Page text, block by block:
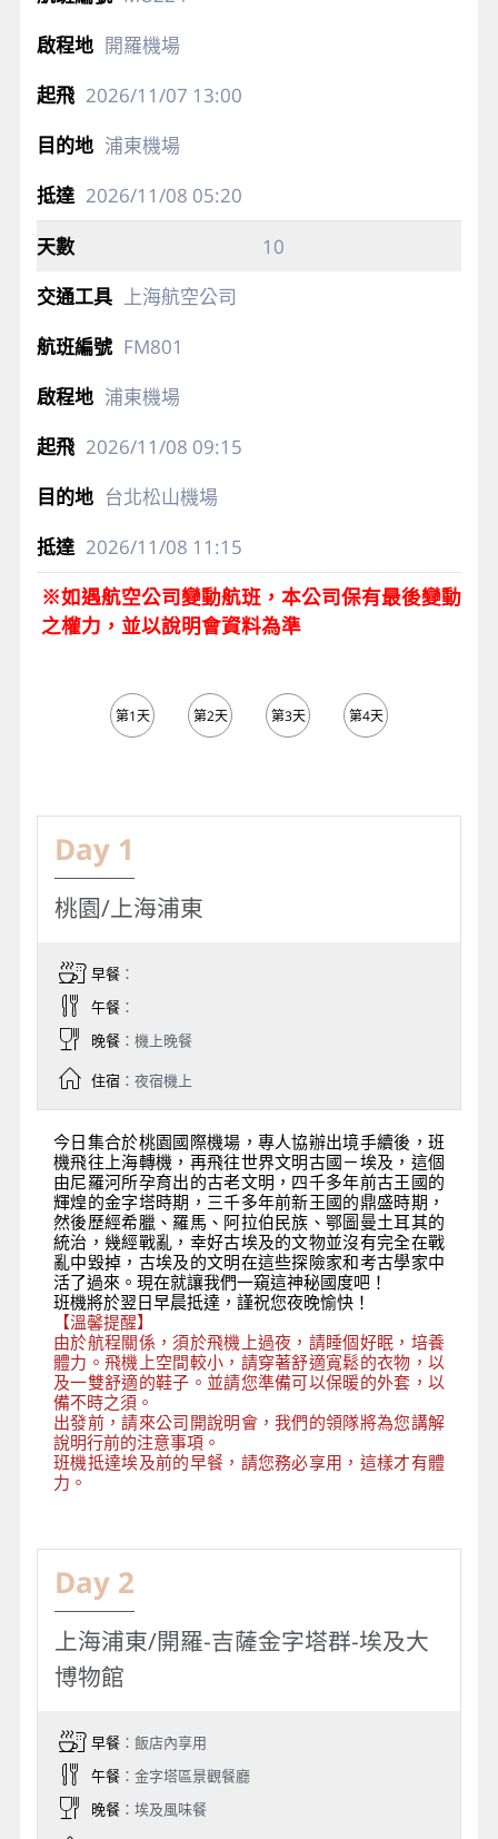
開羅機場
2026/11/07 13:00
浦東機場
2026/11/08 05:20
10
上海航空公司
FM801
浦東機場
2026/11/08 09:15
台北松山機場
2026/11/08 11:15
※如遇航空公司變動航班，本公司保有最後變動
之權力，並以說明會資料為準
第1天 第2天 第3天 第4天
Day 1
桃園/上海浦東
早餐：
午餐：
晚餐：機上晚餐
住宿：夜宿機上
今日集合於桃園國際機場，專人協辦出境手續後，班
機飛往上海轉機，再飛往世界文明古國－埃及，這個
由尼羅河所孕育出的古老文明，四千多年前古王國的
輝煌的金字塔時期，三千多年前新王國的鼎盛時期，
然後歷經希臘、羅馬、阿拉伯民族、鄂圖曼土耳其的
統治，幾經戰亂，幸好古埃及的文物並沒有完全在戰
亂中毀掉，古埃及的文明在這些探險家和考古學家中
活了過來。現在就讓我們一窺這神秘國度吧！
班機將於翌日早晨抵達，謹祝您夜晚愉快！
【溫馨提醒】
由於航程關係，須於飛機上過夜，請睡個好眠，培養
體力。飛機上空間較小，請穿著舒適寬鬆的衣物，以
及一雙舒適的鞋子。並請您準備可以保暖的外套，以
備不時之須。
出發前，請來公司開說明會，我們的領隊將為您講解
說明行前的注意事項。
班機抵達埃及前的早餐，請您務必享用，這樣才有體
力。
Day 2
上海浦東/開羅-吉薩金字塔群-埃及大
博物館
早餐：飯店內享用
午餐：金字塔區景觀餐廳
晚餐：埃及風味餐